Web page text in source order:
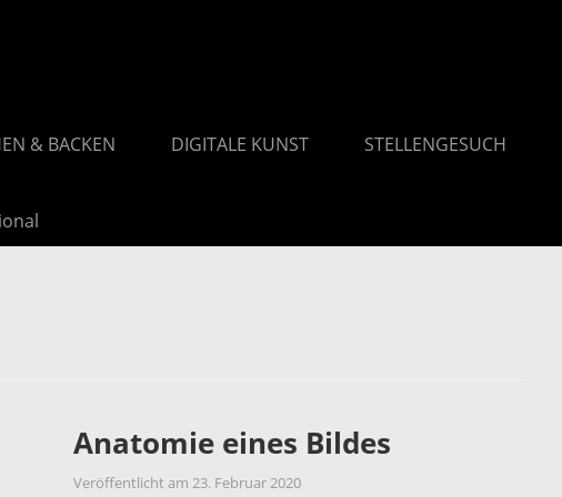
& BACKEN DIGITALE KUNST STELLENGESUCH
Anatomie eines Bildes
Veröffentlicht am 23. Februar 2020